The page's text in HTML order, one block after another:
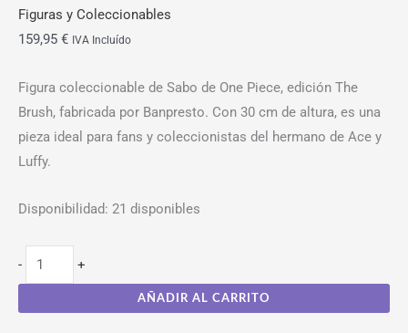
Figuras y Coleccionables
159,95 € IVA Incluído
Figura coleccionable de Sabo de One Piece, edición The
Brush, fabricada por Banpresto. Con 30 cm de altura, es una
pieza ideal para fans y coleccionistas del hermano de Ace y
Luffy.
Disponibilidad: 21 disponibles
- +
AÑADIR AL CARRITO